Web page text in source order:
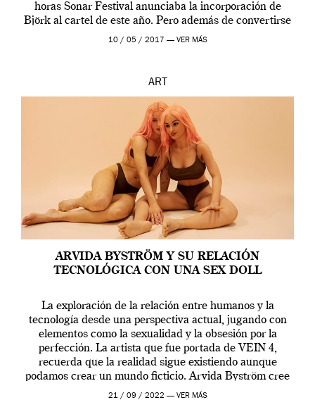
horas Sonar Festival anunciaba la incorporación de
Björk al cartel de este año. Pero además de convertirse
en una de las actuaciones más relevantes […]
10 / 05 / 2017 — VER MÁS
ART
ARVIDA BYSTRÖM Y SU RELACIÓN
TECNOLÓGICA CON UNA SEX DOLL
La exploración de la relación entre humanos y la
tecnología desde una perspectiva actual, jugando con
elementos como la sexualidad y la obsesión por la
perfección. La artista que fue portada de VEIN 4,
recuerda que la realidad sigue existiendo aunque
podamos crear un mundo ficticio. Arvida Byström cree
que los humanos tienen un complejo […]
21 / 09 / 2022 — VER MÁS